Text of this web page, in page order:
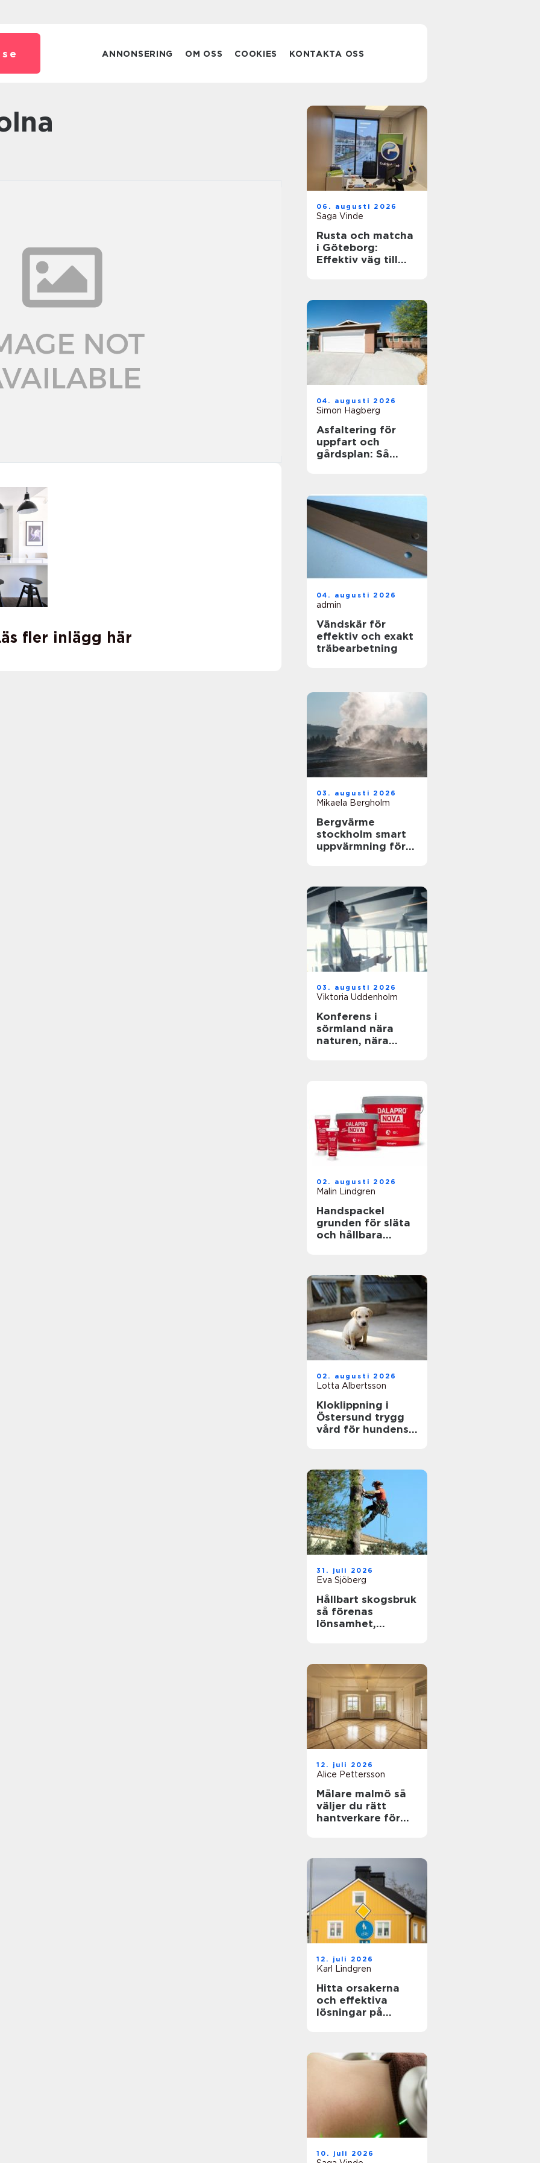
se ANNONSERING OM OSS COOKIES KONTAKTA OSS
fler inlägg här
06. augusti 2026
Saga Vinde
Rusta och matcha
i Göteborg:
Effektiv väg till
04. augusti 2026
Simon Hagberg
Asfaltering för
uppfart och
gårdsplan: Så
04. augusti 2026
admin
Vändskär för
effektiv och exakt
träbearbetning
03. augusti 2026
Mikaela Bergholm
Bergvärme
stockholm smart
uppvärmning för
03. augusti 2026
Viktoria Uddenholm
Konferens i
sörmland nära
naturen, nära
02. augusti 2026
Malin Lindgren
Handspackel
grunden för släta
och hållbara
02. augusti 2026
Lotta Albertsson
Kloklippning i
Östersund trygg
vård för hundens
31. juli 2026
Eva Sjöberg
Hållbart skogsbruk
så förenas
lönsamhet,
12. juli 2026
Alice Pettersson
Målare malmö så
väljer du rätt
hantverkare för
12. juli 2026
Karl Lindgren
Hitta orsakerna
och effektiva
lösningar på
10. juli 2026